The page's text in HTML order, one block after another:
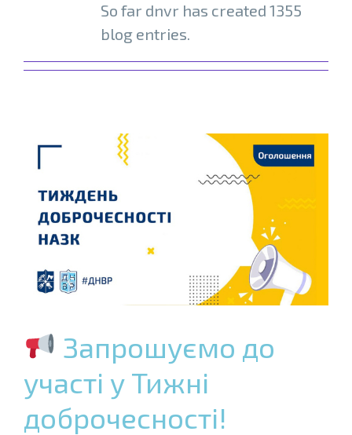
So far dnvr has created 1355
blog entries.
Запрошуємо до
участі у Тижні
доброчесності!